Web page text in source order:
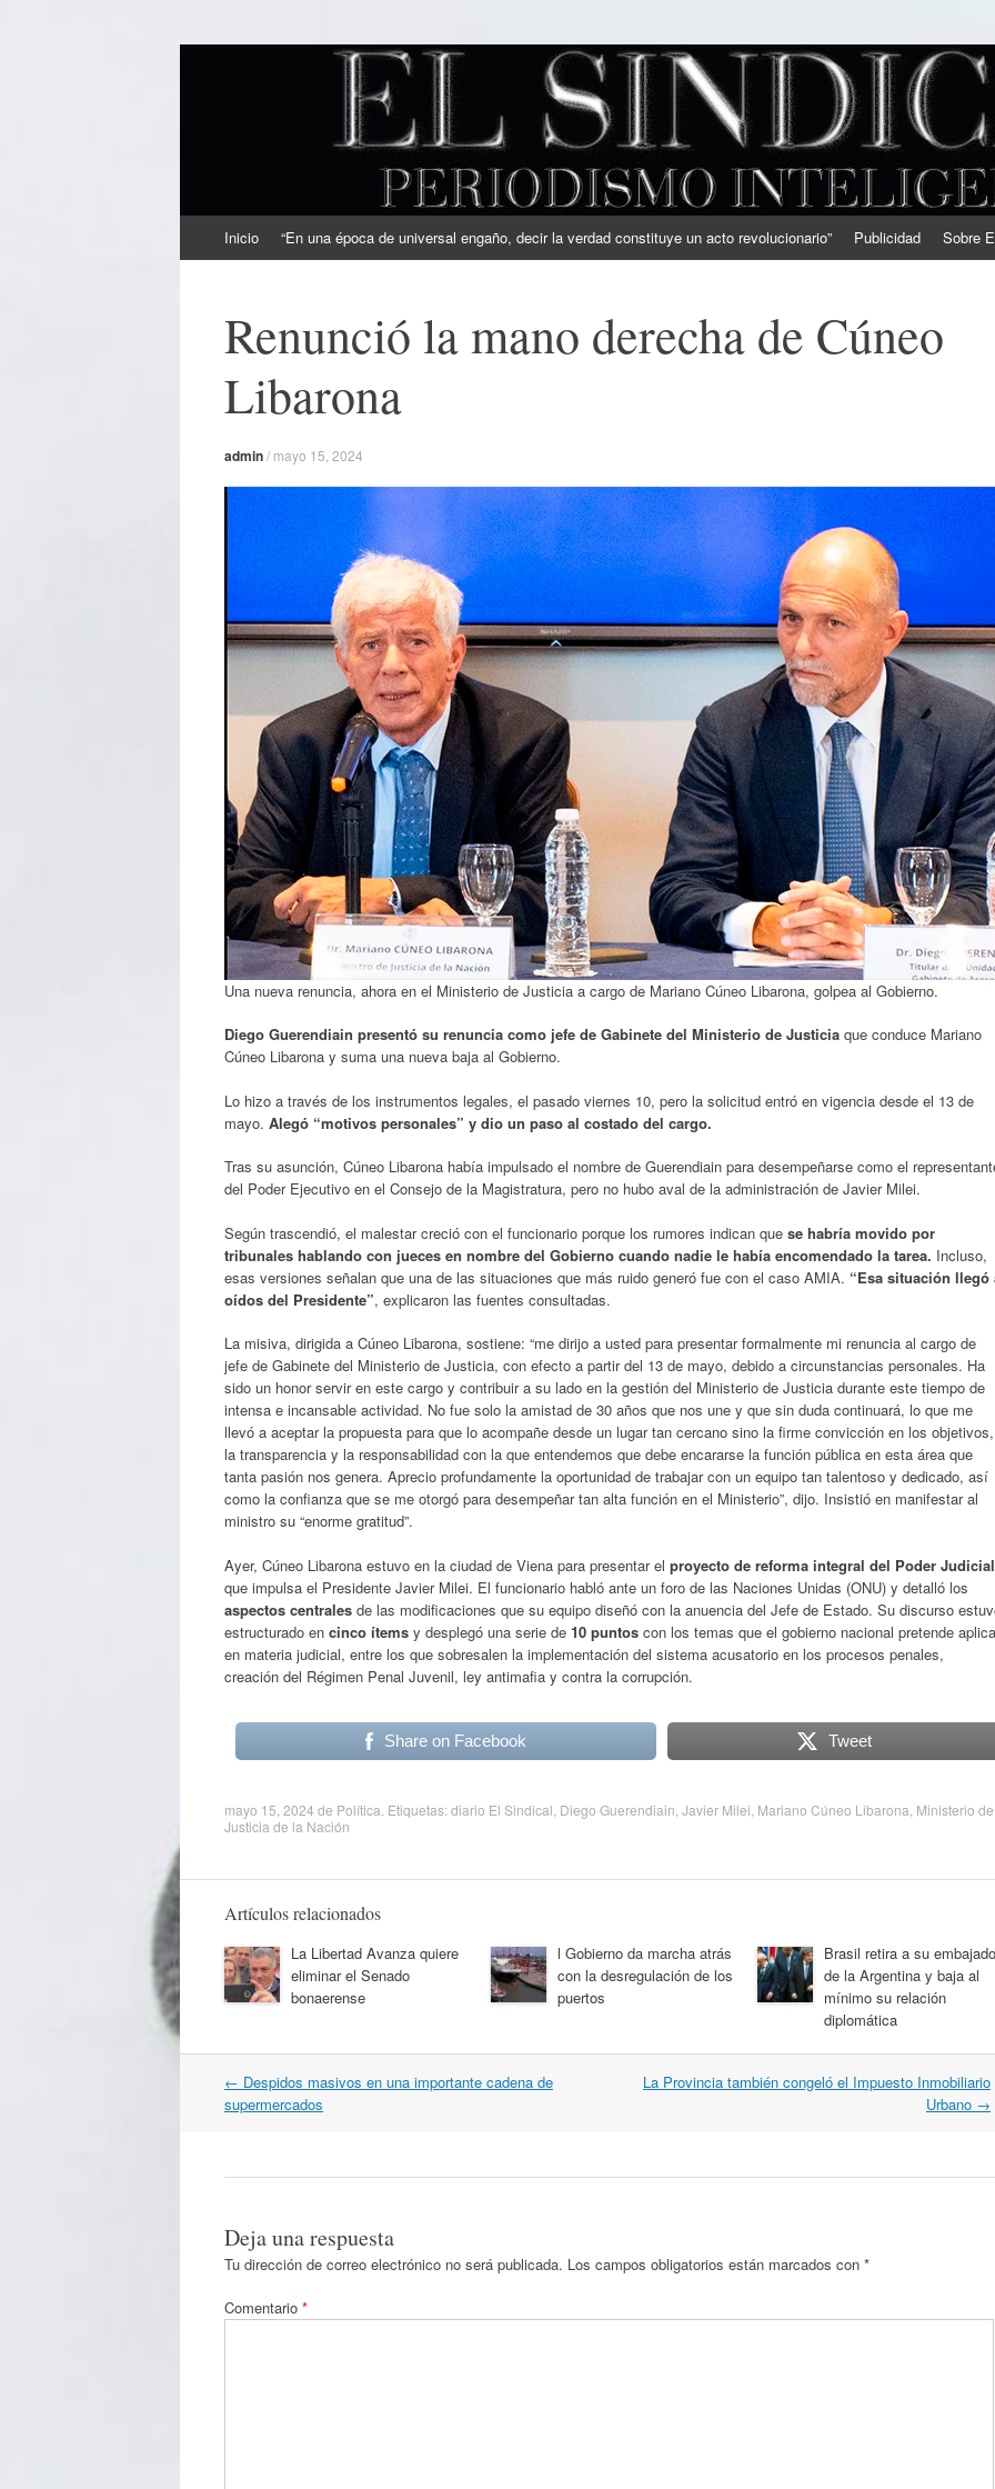
EL SINDICAL
Periodismo Inteligente
al
Inicio “En una época de universal engaño, decir la verdad constituye un acto revolucionario” Publicidad Sobre
Renunció la mano derecha de Cúneo
Libarona
admin/ mayo 15, 2024
Una nueva renuncia, ahora en el Ministerio de Justicia a cargo de Mariano Cúneo Libarona, golpea al Gobierno.
Diego Guerendiain presentó su renuncia como jefe de Gabinete del Ministerio de Justicia que conduce Mariano
Cúneo Libarona y suma una nueva baja al Gobierno.
Lo hizo a través de los instrumentos legales, el pasado viernes 10, pero la solicitud entró en vigencia desde el 13 de
mayo. Alegó “motivos personales” y dio un paso al costado del cargo.
Tras su asunción, Cúneo Libarona había impulsado el nombre de Guerendiain para desempeñarse como el
del Poder Ejecutivo en el Consejo de la Magistratura, pero no hubo aval de la administración de Javier Milei.
Según trascendió, el malestar creció con el funcionario porque los rumores indican que se habría movido por
tribunales hablando con jueces en nombre del Gobierno cuando nadie le había encomendado la tarea. Incluso,
esas versiones señalan que una de las situaciones que más ruido generó fue con el caso AMIA. “Esa situación llegó
oídos del Presidente”, explicaron las fuentes consultadas.
La misiva, dirigida a Cúneo Libarona, sostiene: “me dirijo a usted para presentar formalmente mi renuncia al cargo de
jefe de Gabinete del Ministerio de Justicia, con efecto a partir del 13 de mayo, debido a circunstancias personales. Ha
sido un honor servir en este cargo y contribuir a su lado en la gestión del Ministerio de Justicia durante este tiempo de
intensa e incansable actividad. No fue solo la amistad de 30 años que nos une y que sin duda continuará, lo que me
llevó a aceptar la propuesta para que lo acompañe desde un lugar tan cercano sino la firme convicción en los objetivos,
la transparencia y la responsabilidad con la que entendemos que debe encararse la función pública en esta área que
tanta pasión nos genera. Aprecio profundamente la oportunidad de trabajar con un equipo tan talentoso y dedicado, así
como la confianza que se me otorgó para desempeñar tan alta función en el Ministerio”, dijo. Insistió en manifestar al
ministro su “enorme gratitud”.
Ayer, Cúneo Libarona estuvo en la ciudad de Viena para presentar el proyecto de reforma integral del Poder Judicial
que impulsa el Presidente Javier Milei. El funcionario habló ante un foro de las Naciones Unidas (ONU) y detalló los
aspectos centrales de las modificaciones que su equipo diseñó con la anuencia del Jefe de Estado. Su discurso
estructurado en cinco ítems y desplegó una serie de 10 puntos con los temas que el gobierno nacional pretende
en materia judicial, entre los que sobresalen la implementación del sistema acusatorio en los procesos penales,
creación del Régimen Penal Juvenil, ley antimafia y contra la corrupción.
Share on Facebook Tweet
mayo 15, 2024 de Política . Etiquetas:diario El Sindical Diego Guerendiain Javier Milei Mariano Cúneo Libarona Ministerio de
Justicia de la Nación
Artículos relacionados
La Libertad Avanza quiere
eliminar el Senado
bonaerense
l Gobierno da marcha atrás
con la desregulación de los
puertos
Brasil retira a su
de la Argentina y baja al
mínimo su relación
diplomática
Navegación
por
← Despidos masivos en una importante cadena de
supermercados
La Provincia también congeló el Impuesto Inmobiliario
Urbano →
Deja una respuesta
Tu dirección de correo electrónico no será publicada. Los campos obligatorios están marcados con *
Comentario *